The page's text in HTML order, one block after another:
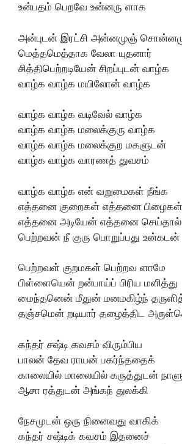
உன்பதம் பெறவே உன்னரு ளாக
அன்புடன் இரட்சி அன்னமுஞ்
மெத்தமெத்தாக வேலா யுதனார்
சித்திபெற்றடியேன் சிறப்புடன் வாழ்க
வாழ்க வாழ்க மயிலோன் வாழ்க
வாழ்க வாழ்க வடிவேல் வாழ்க
வாழ்க வாழ்க மலைக்குரு வாழ்க
வாழ்க வாழ்க மலைக்குற மகளுடன்
வாழ்க வாழ்க வாரணத் துவசம்
வாழ்க வாழ்க என் வறுமைகள் நீங்க
எத்தனை குறைகள் எத்தனை பிழைகள்
எத்தனை அடியேன் எத்தனை செய்தால்
பெற்றவன் நீ குரு பொறுப்பது உன்கடன்
பெற்றவள் குறமகள் பெற்றவ ளாமே
பிள்ளையென் றன்பாய்ப் பிரிய மளித்து
மைந்தனென் மீதுன் மனமகிழ்ந்
தஞ்சமென் றடியார் தழைத்திட
கந்தர் சஷ்டி கவசம் விரும்பிய
பாலன் தேவ ராயன் பகர்ந்ததைக்
காலையில் மாலையில் கருத்துடன்
ஆசா ரத்துடன் அங்கந் துலக்கி
நேசமுடன் ஒரு நினைவது வாகிக்
கந்தர் சஷ்டிக் கவசம் இதனைச்